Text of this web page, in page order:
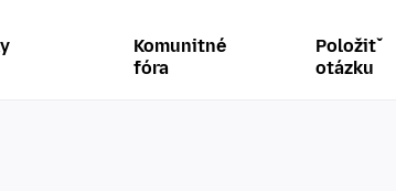
Komunitné
fóra
Položiť
otázku